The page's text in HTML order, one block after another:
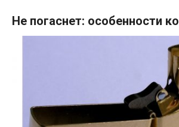
Не погаснет: особенности